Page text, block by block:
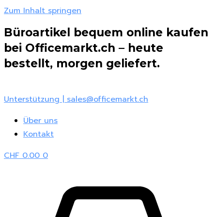
Zum Inhalt springen
Büroartikel bequem online kaufen
bei Officemarkt.ch – heute
bestellt, morgen geliefert.
Unterstützung | sales@officemarkt.ch
Über uns
Kontakt
CHF0.00 0